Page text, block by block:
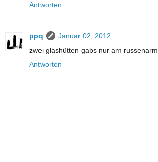
Antworten
ppq
Januar 02, 2012
zwei glashütten gabs nur am russenarm
Antworten